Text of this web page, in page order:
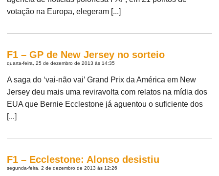
votação na Europa, elegeram [...]
F1 – GP de New Jersey no sorteio
quarta-feira, 25 de dezembro de 2013 às 14:35
A saga do ‘vai-não vai’ Grand Prix da América em New
Jersey deu mais uma reviravolta com relatos na mídia dos
EUA que Bernie Ecclestone já aguentou o suficiente dos
[...]
F1 – Ecclestone: Alonso desistiu
segunda-feira, 2 de dezembro de 2013 às 12:26